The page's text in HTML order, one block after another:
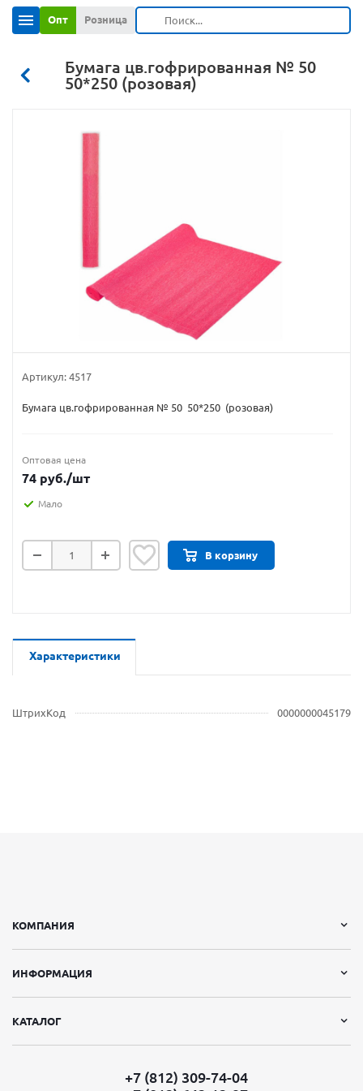
Опт Розница
Бумага цв.гофрированная № 50
50*250 (розовая)
Артикул: 4517
Бумага цв.гофрированная № 50 50*250 (розовая)
Оптовая цена
74 руб./шт
Мало
В корзину
Характеристики
ШтрихКод 0000000045179
КОМПАНИЯ
ИНФОРМАЦИЯ
КАТАЛОГ
+7 (812) 309-74-04